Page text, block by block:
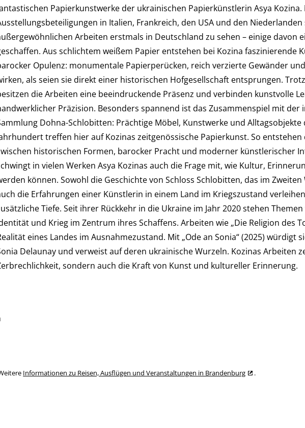
Papierkunstwerke der ukrainischen Papierkünstlerin Asya Kozina.
in Italien, Frankreich, den USA und den
Arbeiten erstmals in Deutschland zu sehen – einige davon
Aus schlichtem weißem Papier entstehen bei Kozina faszinierende
Opulenz: monumentale Papierperücken, reich verzierte Gewänder
als seien sie direkt einer historischen Hofgesellschaft entsprungen.
die Arbeiten eine beeindruckende Präsenz und verbinden kunstvolle
Präzision. Besonders spannend ist das Zusammenspiel mit
Dohna-Schlobitten: Prächtige Möbel, Kunstwerke und Alltagsobjekte
treffen hier auf Kozinas zeitgenössische Papierkunst. So entstehen
historischen Formen, barocker Pracht und moderner künstlerischer
in vielen Werken Asya Kozinas auch die Frage mit, wie Kultur,
können. Sowohl die Geschichte von Schloss Schlobitten, das im
die Erfahrungen einer Künstlerin in einem Land im Kriegszustand
Tiefe. Seit ihrer Rückkehr in die Ukraine im Jahr 2020 stehen
und Krieg im Zentrum ihres Schaffens. Arbeiten wie „Die Religion des
eines Landes im Ausnahmezustand. Mit „Ode an Sonia“ (2025) würdigt
Delaunay und verweist auf deren ukrainische Wurzeln. Kozinas Arbeiten
sondern auch die Kraft von Kunst und kultureller Erinnerung.
Informationen zu Reisen, Ausflügen und Veranstaltungen in Brandenburg .